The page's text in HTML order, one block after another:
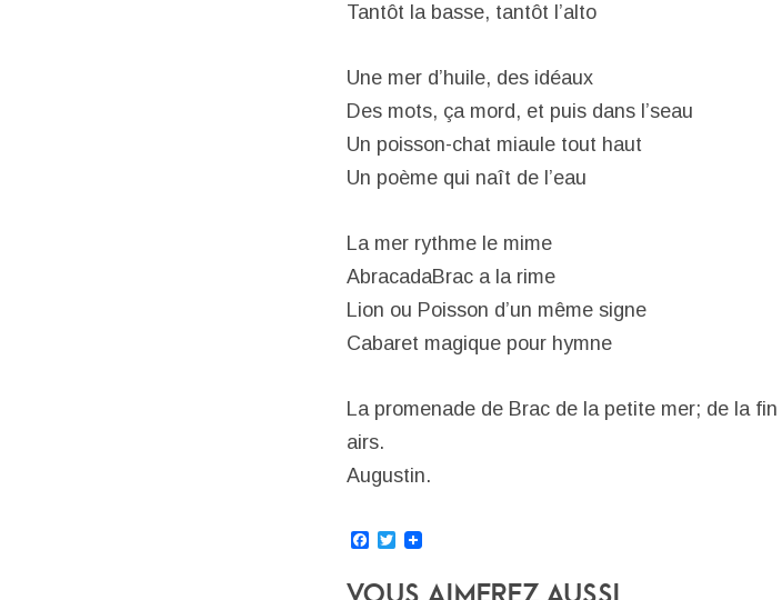
Tantôt la basse, tantôt l’alto
Une mer d’huile, des idéaux
Des mots, ça mord, et puis dans l’seau
Un poisson-chat miaule tout haut
Un poème qui naît de l’eau
La mer rythme le mime
AbracadaBrac a la rime
Lion ou Poisson d’un même signe
Cabaret magique pour hymne
La promenade de Brac de la petite mer; de la
airs.
Augustin.
Facebook
Twitter